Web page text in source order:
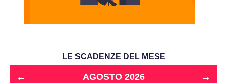
LE SCADENZE DEL MESE
← AGOSTO 2026 →